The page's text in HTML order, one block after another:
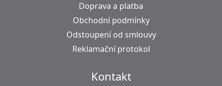
Doprava a platba
Obchodní podmínky
Odstoupení od smlouvy
Reklamační protokol
Kontakt